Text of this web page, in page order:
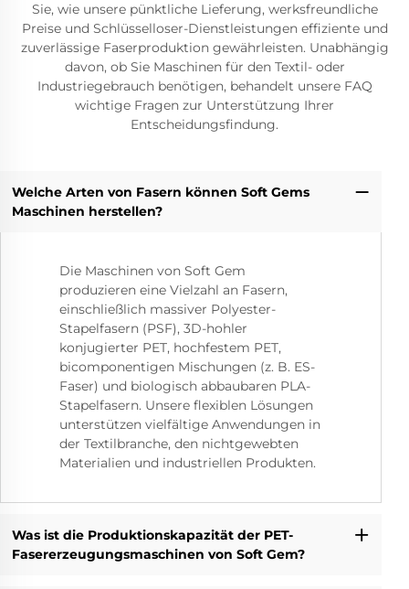
Sie, wie unsere pünktliche Lieferung, werksfreundliche
Preise und Schlüsselloser-Dienstleistungen effiziente und
zuverlässige Faserproduktion gewährleisten. Unabhängig
davon, ob Sie Maschinen für den Textil- oder
Industriegebrauch benötigen, behandelt unsere FAQ
wichtige Fragen zur Unterstützung Ihrer
Entscheidungsfindung.
Welche Arten von Fasern können Soft Gems
Maschinen herstellen?
Die Maschinen von Soft Gem
produzieren eine Vielzahl an Fasern,
einschließlich massiver Polyester-
Stapelfasern (PSF), 3D-hohler
konjugierter PET, hochfestem PET,
bicomponentigen Mischungen (z. B. ES-
Faser) und biologisch abbaubaren PLA-
Stapelfasern. Unsere flexiblen Lösungen
unterstützen vielfältige Anwendungen in
der Textilbranche, den nichtgewebten
Materialien und industriellen Produkten.
Was ist die Produktionskapazität der PET-
Fasererzeugungsmaschinen von Soft Gem?